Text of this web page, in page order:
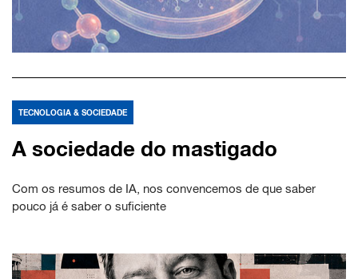
TECNOLOGIA & SOCIEDADE
A sociedade do mastigado
Com os resumos de IA, nos convencemos de que saber
pouco já é saber o suficiente